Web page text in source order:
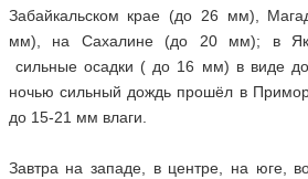
Забайкальском крае (до 26 мм),
мм), на Сахалине (до 20 мм); в
сильные осадки ( до 16 мм) в виде
ночью сильный дождь прошёл в
до 15-21 мм влаги.
Завтра на западе, в центре, на юге,